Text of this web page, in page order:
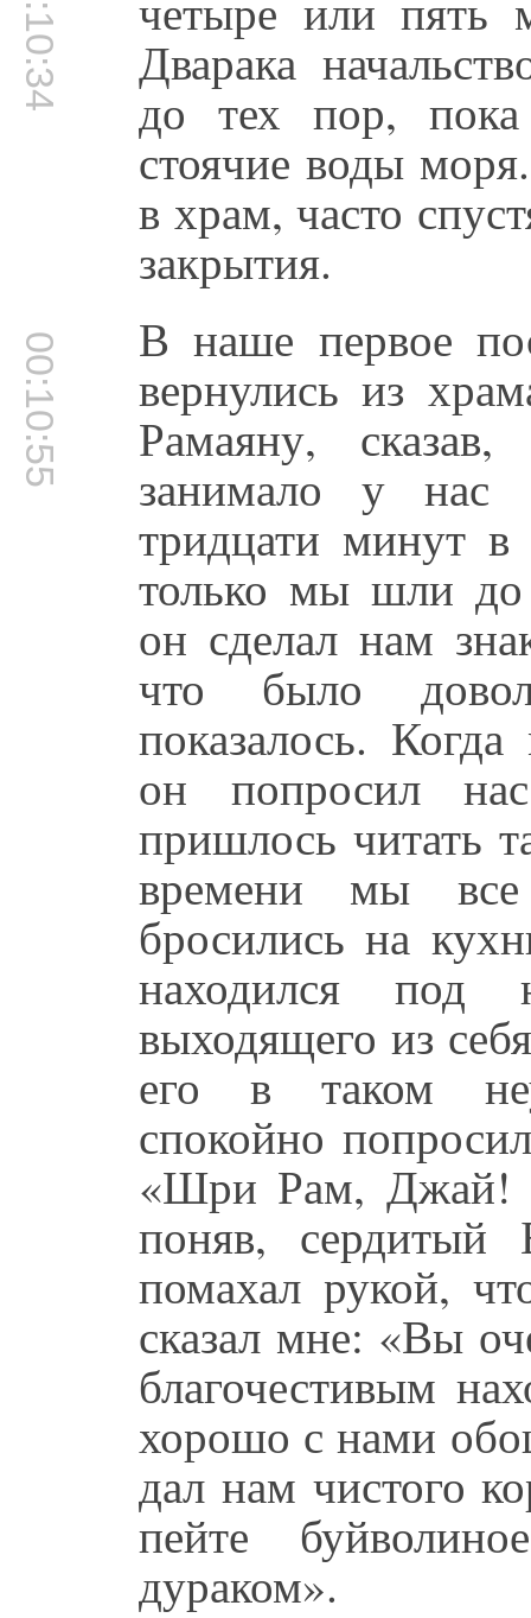
00:10:34 Дварака
до тех пор,
стоячие воды
в храм, часто
закрытия.
00:10:55 В наше первое
вернулись из
Рамаяну,
занимало у нас
тридцати минут
только мы шли до
он сделал нам
что было
показалось.
он попросил
пришлось читать
времени мы
бросились на
находился под
выходящего из
его в таком
спокойно
«Шри Рам, Джай!
поняв, сердитый
помахал рукой,
сказал мне: «Вы
благочестивым
хорошо с нами
дал нам чистого
пейте
дураком».